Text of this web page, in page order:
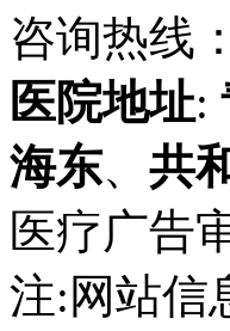
咨询热线
医院地址:
海东、 共
医疗广告
注:网站信